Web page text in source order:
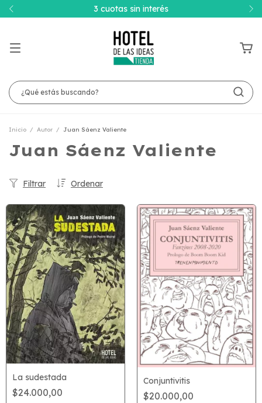
3 cuotas sin interés
Inicio / Autor / Juan Sáenz Valiente
Juan Sáenz Valiente
Ordenar
Filtrar
La sudestada
$24.000,00
Conjuntivitis
$20.000,00